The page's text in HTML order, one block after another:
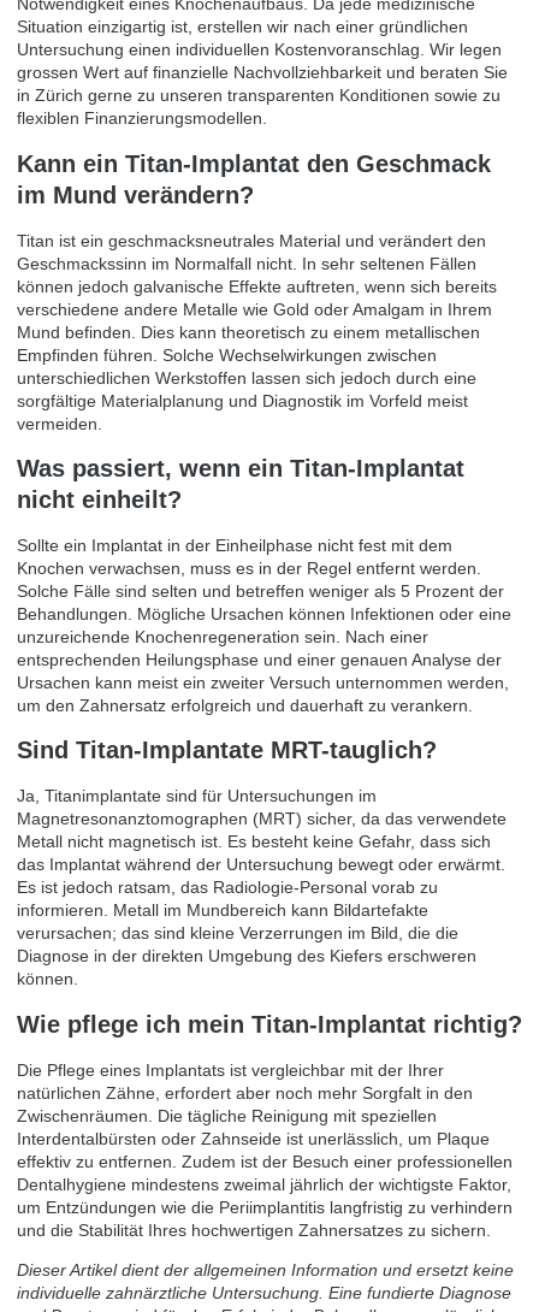
Notwendigkeit eines Knochenaufbaus. Da jede medizinische
Situation einzigartig ist, erstellen wir nach einer gründlichen
Untersuchung einen individuellen Kostenvoranschlag. Wir legen
grossen Wert auf finanzielle Nachvollziehbarkeit und beraten Sie
in Zürich gerne zu unseren transparenten Konditionen sowie zu
flexiblen Finanzierungsmodellen.
Kann ein Titan-Implantat den Geschmack
im Mund verändern?
Titan ist ein geschmacksneutrales Material und verändert den
Geschmackssinn im Normalfall nicht. In sehr seltenen Fällen
können jedoch galvanische Effekte auftreten, wenn sich bereits
verschiedene andere Metalle wie Gold oder Amalgam in Ihrem
Mund befinden. Dies kann theoretisch zu einem metallischen
Empfinden führen. Solche Wechselwirkungen zwischen
unterschiedlichen Werkstoffen lassen sich jedoch durch eine
sorgfältige Materialplanung und Diagnostik im Vorfeld meist
vermeiden.
Was passiert, wenn ein Titan-Implantat
nicht einheilt?
Sollte ein Implantat in der Einheilphase nicht fest mit dem
Knochen verwachsen, muss es in der Regel entfernt werden.
Solche Fälle sind selten und betreffen weniger als 5 Prozent der
Behandlungen. Mögliche Ursachen können Infektionen oder eine
unzureichende Knochenregeneration sein. Nach einer
entsprechenden Heilungsphase und einer genauen Analyse der
Ursachen kann meist ein zweiter Versuch unternommen werden,
um den Zahnersatz erfolgreich und dauerhaft zu verankern.
Sind Titan-Implantate MRT-tauglich?
Ja, Titanimplantate sind für Untersuchungen im
Magnetresonanztomographen (MRT) sicher, da das verwendete
Metall nicht magnetisch ist. Es besteht keine Gefahr, dass sich
das Implantat während der Untersuchung bewegt oder erwärmt.
Es ist jedoch ratsam, das Radiologie-Personal vorab zu
informieren. Metall im Mundbereich kann Bildartefakte
verursachen; das sind kleine Verzerrungen im Bild, die die
Diagnose in der direkten Umgebung des Kiefers erschweren
können.
Wie pflege ich mein Titan-Implantat richtig?
Die Pflege eines Implantats ist vergleichbar mit der Ihrer
natürlichen Zähne, erfordert aber noch mehr Sorgfalt in den
Zwischenräumen. Die tägliche Reinigung mit speziellen
Interdentalbürsten oder Zahnseide ist unerlässlich, um Plaque
effektiv zu entfernen. Zudem ist der Besuch einer professionellen
Dentalhygiene mindestens zweimal jährlich der wichtigste Faktor,
um Entzündungen wie die Periimplantitis langfristig zu verhindern
und die Stabilität Ihres hochwertigen Zahnersatzes zu sichern.
Dieser Artikel dient der allgemeinen Information und ersetzt keine
individuelle zahnärztliche Untersuchung. Eine fundierte Diagnose